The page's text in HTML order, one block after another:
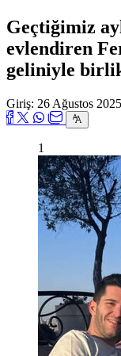
Geçtiğimiz
evlendiren
geliniyle
Giriş: 26 Ağustos
1